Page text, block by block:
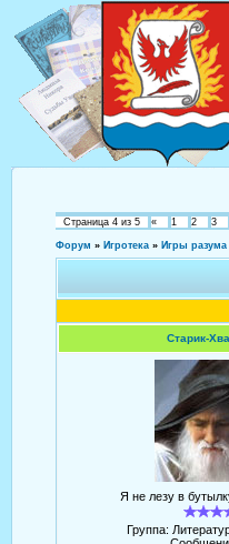
Страница 4 из 5 « 1 2 3
Форум » Игротека » Игры разума
Старик-
Я не лезу в
Группа: